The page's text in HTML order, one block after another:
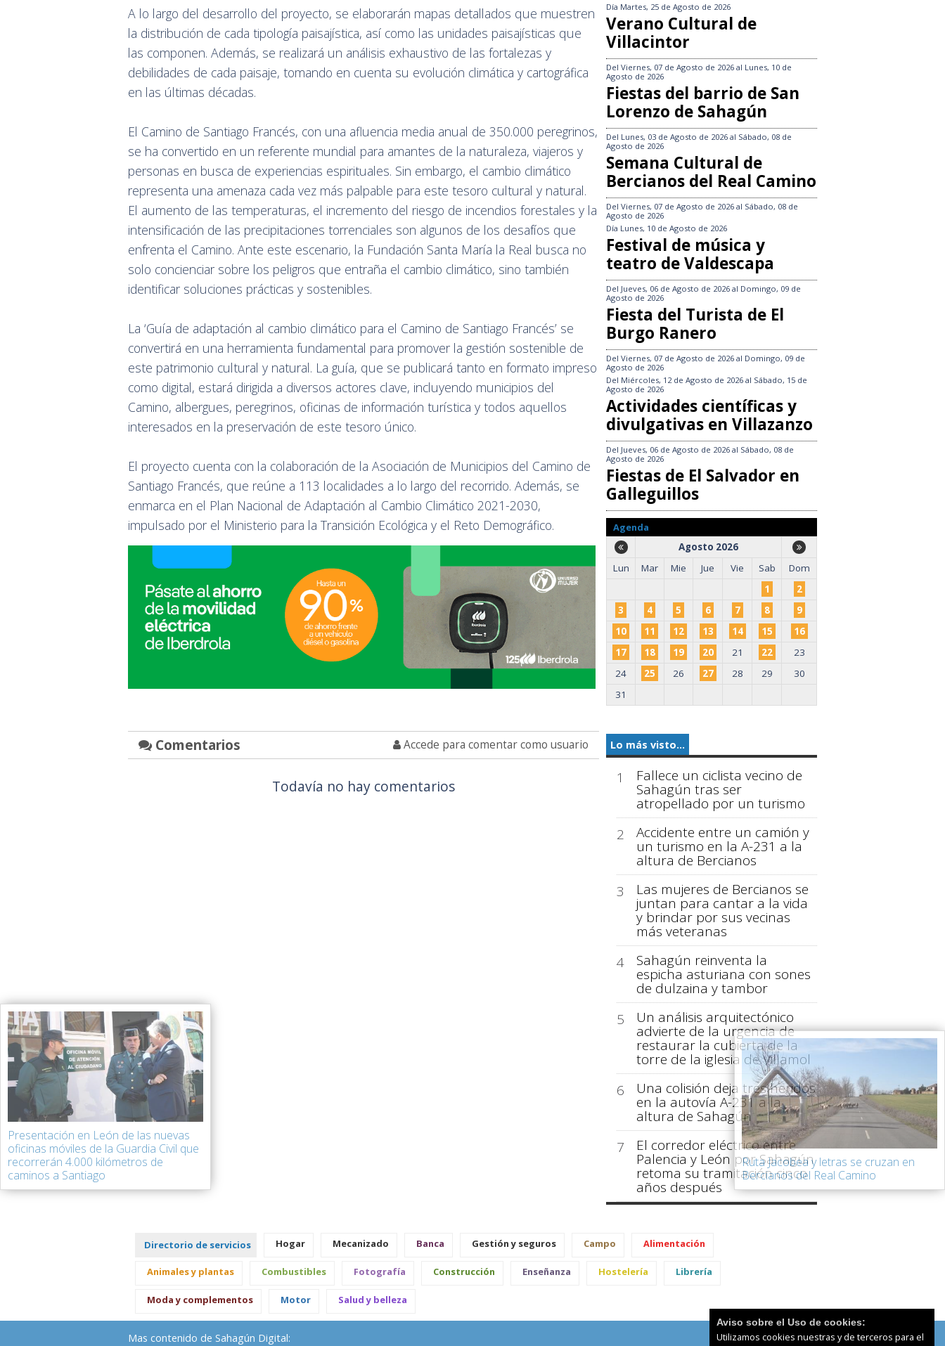
A lo largo del desarrollo del proyecto, se elaborarán mapas detallados que muestren
la distribución de cada tipología paisajística, así como las unidades paisajísticas que
las componen. Además, se realizará un análisis exhaustivo de las fortalezas y
debilidades de cada paisaje, tomando en cuenta su evolución climática y cartográfica
en las últimas décadas.
El Camino de Santiago Francés, con una afluencia media anual de 350.000 peregrinos,
se ha convertido en un referente mundial para amantes de la naturaleza, viajeros y
personas en busca de experiencias espirituales. Sin embargo, el cambio climático
representa una amenaza cada vez más palpable para este tesoro cultural y natural.
El aumento de las temperaturas, el incremento del riesgo de incendios forestales y la
intensificación de las precipitaciones torrenciales son algunos de los desafíos que
enfrenta el Camino. Ante este escenario, la Fundación Santa María la Real busca no
solo concienciar sobre los peligros que entraña el cambio climático, sino también
identificar soluciones prácticas y sostenibles.
La ‘Guía de adaptación al cambio climático para el Camino de Santiago Francés’ se
convertirá en una herramienta fundamental para promover la gestión sostenible de
este patrimonio cultural y natural. La guía, que se publicará tanto en formato impreso
como digital, estará dirigida a diversos actores clave, incluyendo municipios del
Camino, albergues, peregrinos, oficinas de información turística y todos aquellos
interesados en la preservación de este tesoro único.
El proyecto cuenta con la colaboración de la Asociación de Municipios del Camino de
Santiago Francés, que reúne a 113 localidades a lo largo del recorrido. Además, se
enmarca en el Plan Nacional de Adaptación al Cambio Climático 2021-2030,
impulsado por el Ministerio para la Transición Ecológica y el Reto Demográfico.
Comentarios Accede para comentar como usuario
Todavía no hay comentarios
Día Martes, 25 de Agosto de 2026
Verano Cultural de
Villacintor
Del Viernes, 07 de Agosto de 2026 al Lunes, 10 de
Agosto de 2026
Fiestas del barrio de San
Lorenzo de Sahagún
Del Lunes, 03 de Agosto de 2026 al Sábado, 08 de
Agosto de 2026
Semana Cultural de
Bercianos del Real Camino
Del Viernes, 07 de Agosto de 2026 al Sábado, 08 de
Agosto de 2026
Día Lunes, 10 de Agosto de 2026
Festival de música y
teatro de Valdescapa
Del Jueves, 06 de Agosto de 2026 al Domingo, 09 de
Agosto de 2026
Fiesta del Turista de El
Burgo Ranero
Del Viernes, 07 de Agosto de 2026 al Domingo, 09 de
Agosto de 2026
Del Miércoles, 12 de Agosto de 2026 al Sábado, 15 de
Agosto de 2026
Actividades científicas y
divulgativas en Villazanzo
Del Jueves, 06 de Agosto de 2026 al Sábado, 08 de
Agosto de 2026
Fiestas de El Salvador en
Galleguillos
Agenda
Agosto 2026
Lun
Mar Mie Jue Vie Sab
Dom
1
2
3
4 5 6 7 8
9
10
11 12 13 14 15
16
17
18 19 20 21 22
23
24
25 26 27 28 29
30
31
Lo más visto...
1 Fallece un ciclista vecino de
Sahagún tras ser
atropellado por un turismo
2
Accidente entre un camión y
un turismo en la A-231 a la
altura de Bercianos
3
Las mujeres de Bercianos se
juntan para cantar a la vida
y brindar por sus vecinas
más veteranas
4
Sahagún reinventa la
espicha asturiana con sones
de dulzaina y tambor
5
Un análisis arquitectónico
advierte de la urgencia de
restaurar la cubierta de la
torre de la iglesia de Villamol
6
Una colisión deja tres heridos
en la autovía A-231 a la
altura de Sahagún
7
El corredor eléctrico entre
Palencia y León por Sahagún
retoma su tramitación cinco
años después
Presentación en León de las nuevas
oficinas móviles de la Guardia Civil que
recorrerán 4.000 kilómetros de
caminos a Santiago
Ruta Jacobea y letras se cruzan en
Bercianos del Real Camino
Directorio de servicios Hogar Mecanizado Banca Gestión y seguros Campo Alimentación
Animales y plantas Combustibles Fotografía Construcción Enseñanza Hostelería Librería
Moda y complementos Motor Salud y belleza
Mas contenido de Sahagún Digital:
Aviso sobre el Uso de cookies:
Utilizamos cookies nuestras y de terceros para el